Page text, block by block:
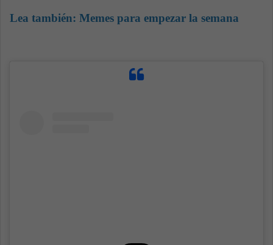
Lea también: Memes para empezar la semana